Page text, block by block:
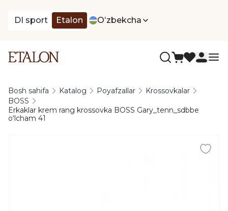
DI sport Etalon Oʻzbekcha
Bosh sahifa Katalog Poyafzallar
Krossovkalar
BOSS
Erkaklar krem rang krossovka BOSS Gary_tenn_sdbbe
oʻlcham 41